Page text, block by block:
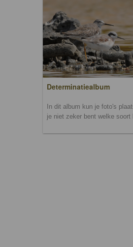
Determinatiealbum
In dit album kun je foto's
je niet zeker bent welke soort